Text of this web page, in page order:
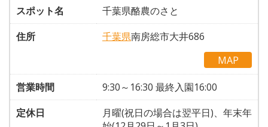
スポット名
千葉県酪農のさと
住所
千葉県南房総市大井686
MAP
営業時間
9:30～16:30 最終入園16:00
定休日
月曜(祝日の場合は翌平日)、年末年